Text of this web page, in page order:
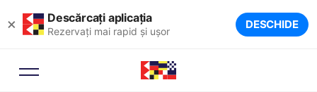
× Descărcați aplicația
Rezervați mai rapid și ușor DESCHIDE